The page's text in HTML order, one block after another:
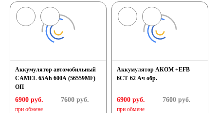
Аккумулятор автомобильный
CAMEL 65Ah 600A (56559MF)
ОП
6900 руб.
при обмене
7600руб.
Аккумулятор АКОМ +EFB
6СТ-62 Ач обр.
6900 руб.
при обмене
7600руб.